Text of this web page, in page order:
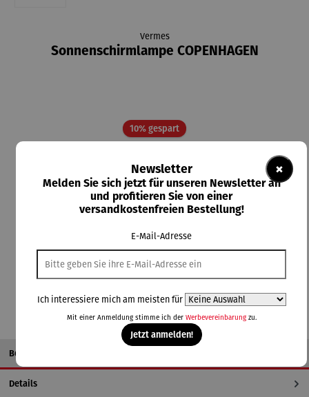
Vermes
Sonnenschirmlampe COPENHAGEN
10% gespartRabatt
UVP54,95 €
Preise inkl. MwSt. zzgl. Versandkosten
Lieferzeit: 2-3 Tage
In den Warenkorb
Beschreibung
Details
×
Newsletter
Melden Sie sich jetzt für unseren Newsletter an
und profitieren Sie von einer
versandkostenfreien Bestellung!
E-Mail-Adresse
Ich interessiere mich am meisten für
Mit einer Anmeldung stimme ich der Werbevereinbarungzu.
Jetzt anmelden!